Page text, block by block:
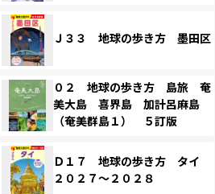
Ｊ３３ 地球の歩き方 墨田区
０２ 地球の歩き方 島旅 奄
美大島 喜界島 加計呂麻島
（奄美群島１） ５訂版
Ｄ１７ 地球の歩き方 タイ
２０２７～２０２８